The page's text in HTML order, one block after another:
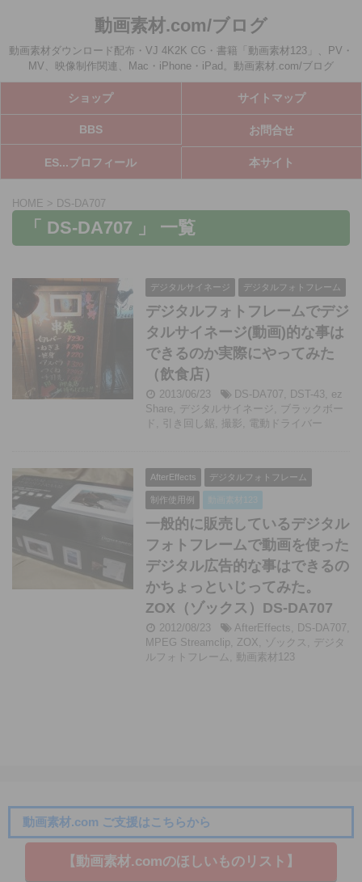
動画素材.com/ブログ
動画素材ダウンロード配布・VJ 4K2K CG・書籍「動画素材123」、PV・
MV、映像制作関連、Mac・iPhone・iPad。動画素材.com/ブログ
ショップ サイトマップ
BBS お問合せ
ES...プロフィール 本サイト
HOME > DS-DA707
「 DS-DA707 」 一覧
デジタルサイネージ デジタルフォトフレーム
デジタルフォトフレームでデジ
タルサイネージ(動画)的な事は
できるのか実際にやってみた
（飲食店）
2013/06/23 DS-DA707, DST-43 , ez
Share, デジタルサイネージ , ブラックボー
ド , 引き回し鋸, 撮影, 電動ドライバー
AfterEffects デジタルフォトフレーム
制作使用例
一般的に販売しているデジタル
フォトフレームで動画を使った
デジタル広告的な事はできるの
かちょっといじってみた。
ZOX（ゾックス）DS-DA707
2012/08/23 AfterEffects, DS-DA707,
MPEG Streamclip, ZOX, ゾックス ,
デジタ
ルフォトフレーム, 動画素材123
動画素材.com ご支援はこちらから
【動画素材.co​mのほしいものリスト】